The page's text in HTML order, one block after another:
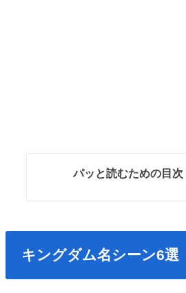
パッと読むための目次
キングダム名シーン6選